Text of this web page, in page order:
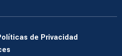
de Privacidad